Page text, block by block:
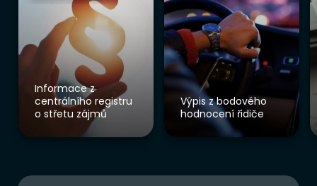
Informace z
centrálního registru
o střetu zájmů
Výpis z bodového
hodnocení řidiče